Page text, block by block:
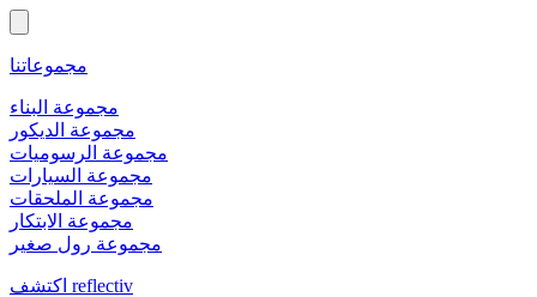
مجموعاتنا
مجموعة البناء
مجموعة الديكور
مجموعة الرسوميات
مجموعة السيارات
مجموعة الملحقات
مجموعة الابتكار
مجموعة رول صغير
اكتشف reflectiv